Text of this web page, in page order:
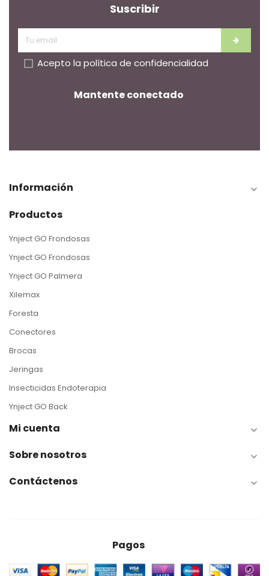
Suscribir
Acepto la política de confidencialidad
Mantente conectado
Información 
Productos
Ynject GO Frondosas
Ynject GO Frondosas
Ynject GO Palmera
Xilemax
Foresta
Conectores
Brocas
Jeringas
Insecticidas Endoterapia
Ynject GO Back
Mi cuenta 
Sobre nosotros 
Contáctenos 
Pagos